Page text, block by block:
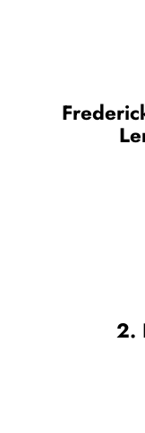
2.